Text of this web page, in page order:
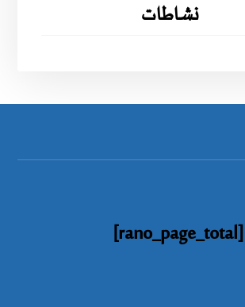
نشاطات
[rano_page_total]